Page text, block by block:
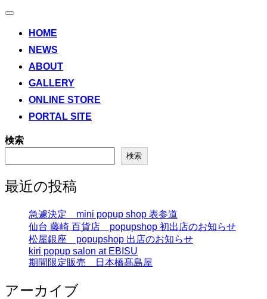
ナ
HOME
NEWS
ABOUT
GALLERY
ONLINE STORE
PORTAL SITE
検索
検索
最近の投稿
急遽決定 mini popup shop 表参道
仙台 藤崎 百貨店 popupshop 初出店のお知らせ
松屋銀座 popupshop 出店のお知らせ
kiri popup salon at EBISU
期間限定販売 日本橋髙島屋
アーカイブ